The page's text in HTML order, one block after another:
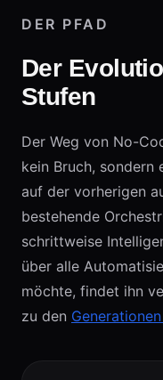
DER PFAD
Der
Stufen
Der Weg von No-
kein Bruch, sondern
auf der vorherigen
bestehende
schrittweise
über alle
möchte, findet ihn
zu den